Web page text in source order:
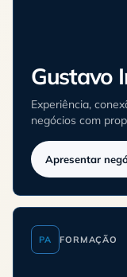
Gustavo
Experiência,
negócios com
Apresentar
PA FORMAÇÃO